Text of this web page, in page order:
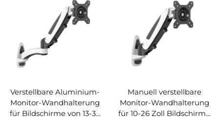
MOUNTS VM-GST201
Verstellbare Aluminium-
Monitor-Wandhalterung
für Bildschirme von 13-32
Manuell verstellbare
Monitor-Wandhalterung
für 10-26 Zoll Bildschirme